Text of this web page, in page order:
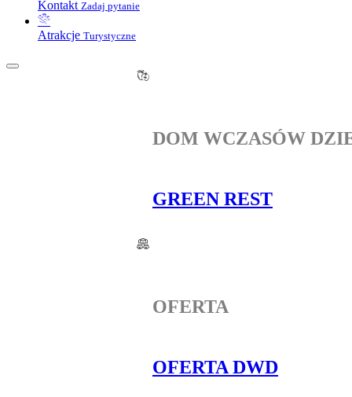
Kontakt Zadaj pytanie
Atrakcje Turystyczne
DOM WCZASÓW
GREEN REST
OFERTA
OFERTA DWD